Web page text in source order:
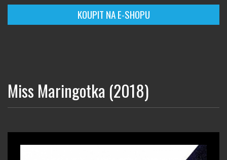
KOUPIT NA E-SHOPU
Miss Maringotka (2018)